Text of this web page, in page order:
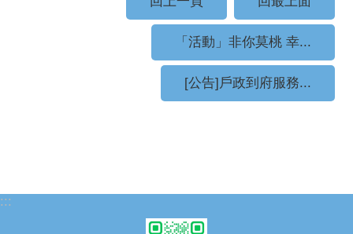
「活動」非你莫桃 幸...
[公告]戶政到府服務...
:::